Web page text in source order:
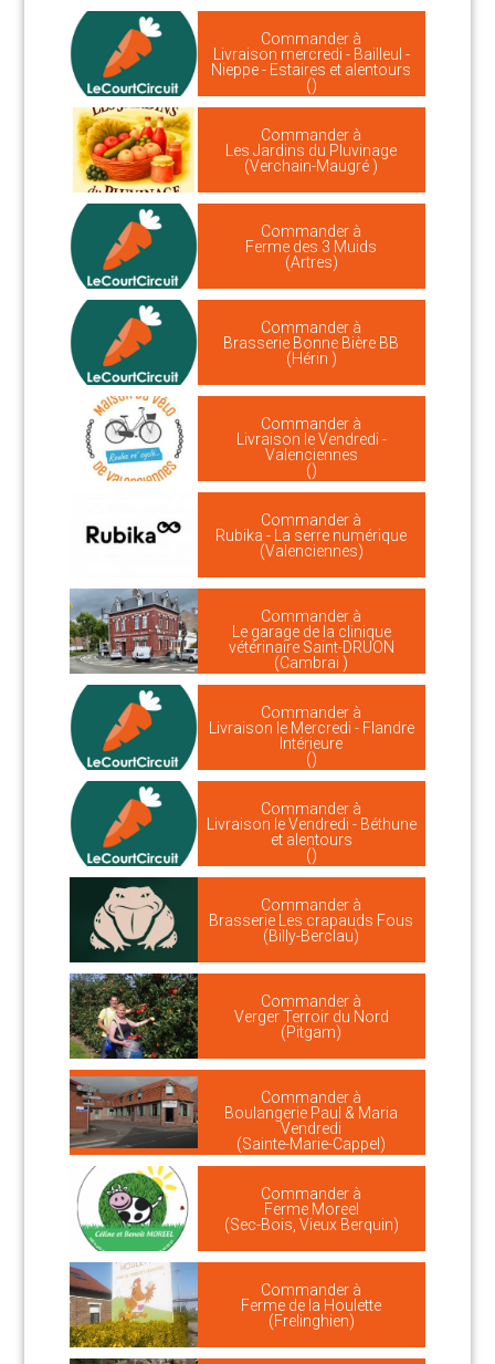
Commander à
Livraison mercredi - Bailleul -
Nieppe - Estaires et alentours
()
Commander à
Les Jardins du Pluvinage
(Verchain-Maugré )
Commander à
Ferme des 3 Muids
(Artres)
Commander à
Brasserie Bonne Bière BB
(Hérin )
Commander à
Livraison le Vendredi -
Valenciennes
()
Commander à
Rubika - La serre numérique
(Valenciennes)
Commander à
Le garage de la clinique
vétérinaire Saint-DRUON
(Cambrai )
Commander à
Livraison le Mercredi - Flandre
Intérieure
()
Commander à
Livraison le Vendredi - Béthune
et alentours
()
Commander à
Brasserie Les crapauds Fous
(Billy-Berclau)
Commander à
Verger Terroir du Nord
(Pitgam)
Commander à
Boulangerie Paul & Maria
Vendredi
(Sainte-Marie-Cappel)
Commander à
Ferme Moreel
(Sec-Bois, Vieux Berquin)
Commander à
Ferme de la Houlette
(Frelinghien)